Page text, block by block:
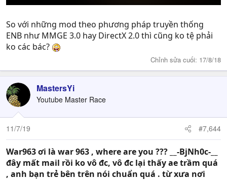
So với những mod theo phương pháp truyền thống
ENB như MMGE 3.0 hay DirectX 2.0 thì cũng ko tệ phải
ko các bác?
Chỉnh sửa cuối: 17/8/18
MastersYi
Youtube Master Race
11/7/19 #7,644
War963 ơi là war 963 , where are you ??? __-BjNh0c-__
đây mất mail rồi ko vô đc, vô đc lại thấy ae trầm quá
, anh bạn trẻ bên trên nói chuẩn quá . từ xưa nơi